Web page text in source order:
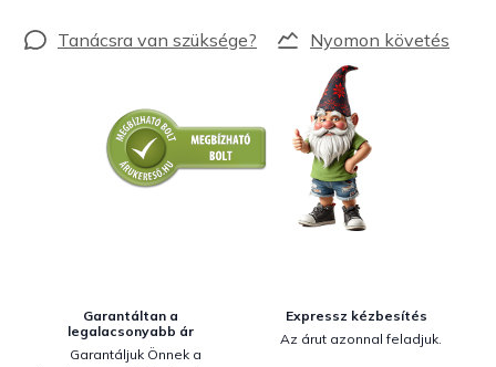
Nyomon követés
Garantáltan a
legalacsonyabb ár
Garantáljuk Önnek a
Expressz kézbesítés
Az árut azonnal feladjuk.